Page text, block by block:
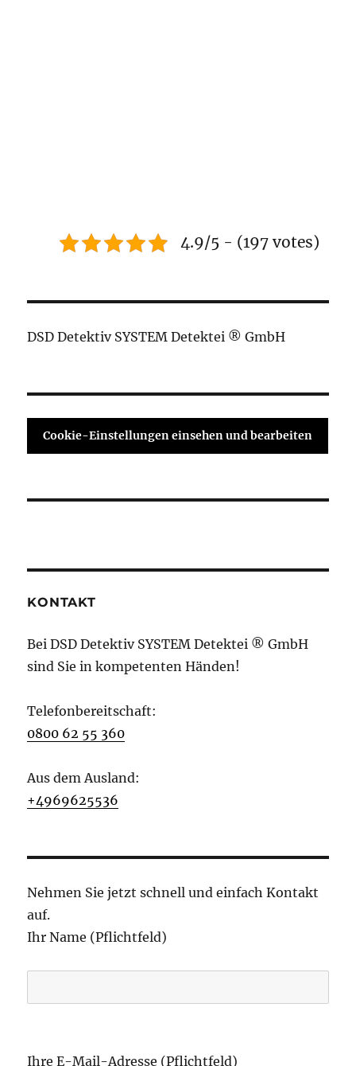
4.9/5 - (197 votes)
DSD Detektiv SYSTEM Detektei ® GmbH
Cookie-Einstellungen einsehen und bearbeiten
KONTAKT
Bei DSD Detektiv SYSTEM Detektei ® GmbH
sind Sie in kompetenten Händen!
Telefonbereitschaft:
0800 62 55 360
Aus dem Ausland:
+4969625536
Nehmen Sie jetzt schnell und einfach Kontakt
auf.
Ihr Name (Pflichtfeld)
i
Ihre E-Mail-Adresse (Pflichtfeld)